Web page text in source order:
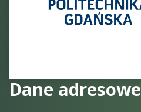
Dane adresowe